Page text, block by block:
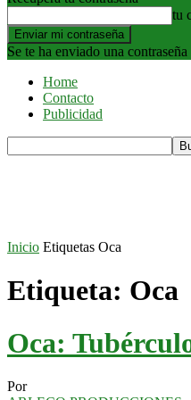
tu
Se te ha enviado una
Home
Contacto
Publicidad
Inicio Etiquetas Oca
Etiqueta: Oca
Oca:
Por